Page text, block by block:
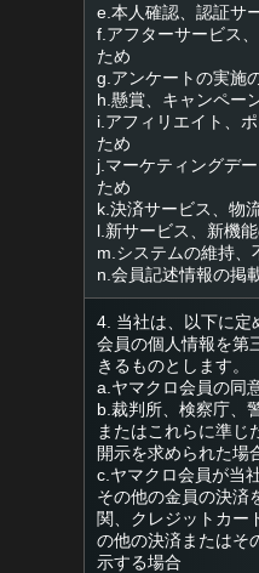
e.本人確認、認証サ
f.アフターサービス
ため
g.アンケートの実施
h.懸賞、キャンペー
i.アフィリエイト、
ため
j.マーケティングデ
ため
k.決済サービス、物
l.新サービス、新機
m.システムの維持、
n.会員記述情報の掲
4. 当社は、以下に定
会員の個人情報を第
きるものとします。
a.ヤマクロ会員の同
b.裁判所、検察庁、
またはこれらに準じ
開示を求められた場
c.ヤマクロ会員が当
その他の金員の決済
関、クレジットカー
の他の決済またはそ
示する場合